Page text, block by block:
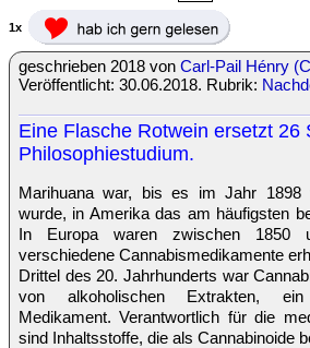
1x
geschrieben 2018 von Carl-Pail Hénry
Veröffentlicht: 30.06.2018. Rubrik:
Eine Flasche Rotwein ersetzt 26
Philosophiestudium.
Marihuana war, bis es im Jahr 1898
wurde, in Amerika das am häufigsten
In Europa waren zwischen 1850
verschiedene Cannabismedikamente
Drittel des 20. Jahrhunderts war
von alkoholischen Extrakten,
Medikament. Verantwortlich für die
sind Inhaltsstoffe, die als Cannabinoide